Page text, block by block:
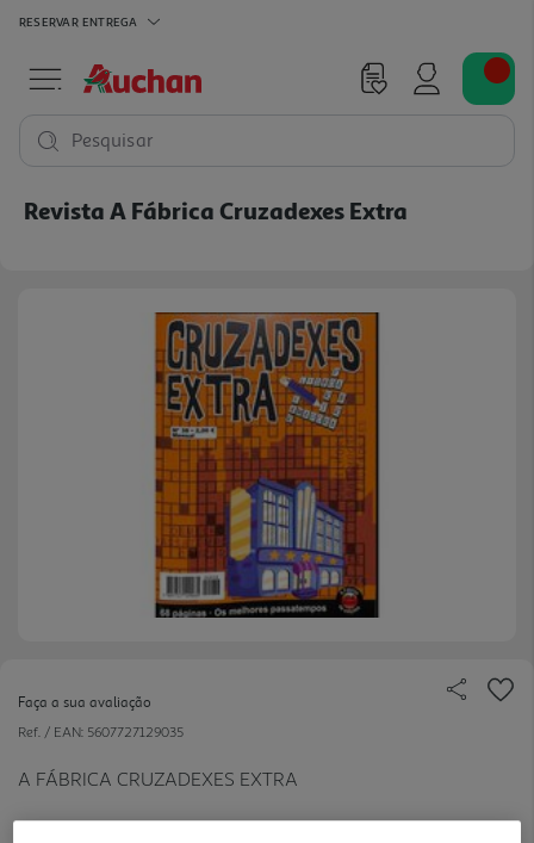
RESERVAR ENTREGA
Pesquisar
Revista A Fábrica Cruzadexes Extra
Faça a sua avaliação
Ref. / EAN: 5607727129035
A FÁBRICA CRUZADEXES EXTRA